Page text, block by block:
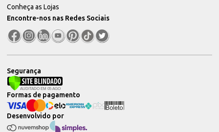
Conheça as Lojas
Encontre-nos nas Redes Sociais
Segurança
Desenvolvido por
Formas de pagamento